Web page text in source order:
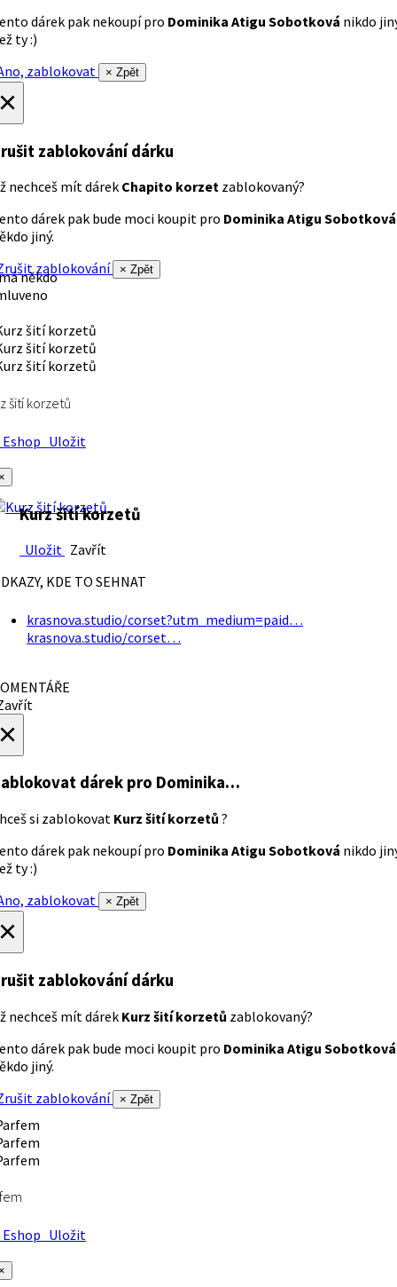
dárek pak nekoupí pro Dominika Atigu Sobotková nikdo
ty :)
zablokovat
× Zpět
zablokování dárku
nechceš mít dárek Chapito korzet zablokovaný?
dárek pak bude moci koupit pro Dominika Atigu Sobotková
jiný.
zablokování
× Zpět
někdo
šití korzetů
Uložit
Kurz šití korzetů
Uložit Zavřít
KDE TO SEHNAT
krasnova.studio/corset?utm_medium=paid…
krasnova.studio/corset…
dárek pro Dominika…
si zablokovat Kurz šití korzetů ?
dárek pak nekoupí pro Dominika Atigu Sobotková nikdo
ty :)
zablokovat
× Zpět
zablokování dárku
nechceš mít dárek Kurz šití korzetů zablokovaný?
dárek pak bude moci koupit pro Dominika Atigu Sobotková
jiný.
zablokování
× Zpět
Uložit